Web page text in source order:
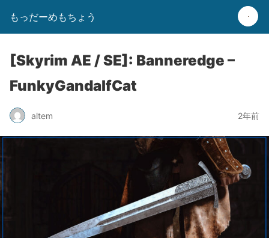
もっだーめもちょう
[Skyrim AE / SE]: Banneredge –
FunkyGandalfCat
altem 2年前